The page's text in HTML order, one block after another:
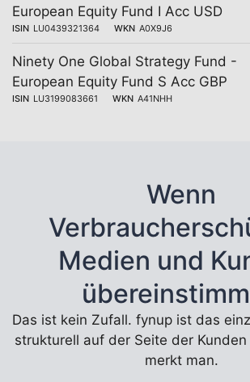
European Equity Fund I Acc USD
ISIN LU0439321364 WKN A0X9J6
Ninety One Global Strategy Fund -
European Equity Fund S Acc GBP
ISIN LU3199083661 WKN A41NHH
Wenn
Medien und
Das ist kein Zufall. fynup ist das
strukturell auf der Seite der
merkt man.